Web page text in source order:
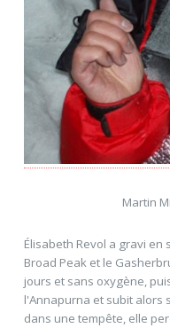
Martin
Élisabeth Revol a gravi en
Broad Peak et le
jours et sans oxygène,
l'Annapurna et subit alors
dans une tempête, elle